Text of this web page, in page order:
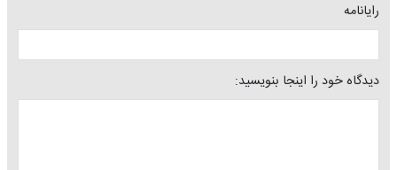
رایانامه
دیدگاه خود را اینجا بنویسید: